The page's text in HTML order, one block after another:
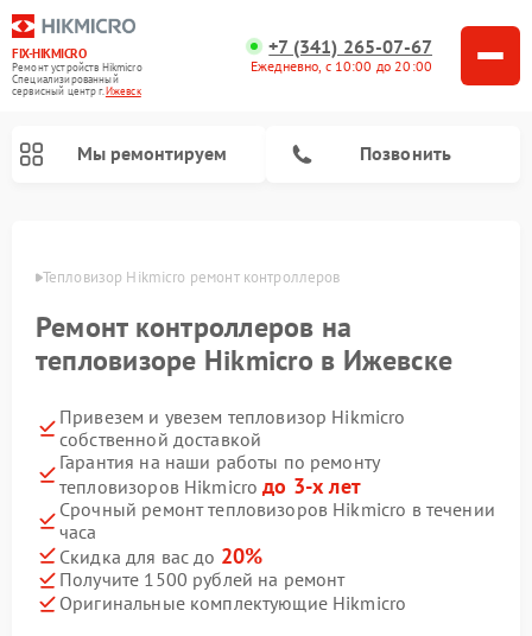
FIX-HIKMICRO
Ремонт устройств Hikmicro
Специализированный
cервисный центр г.Ижевск
+7 (341) 265-07-67
Ежедневно, с 10:00 до 20:00
Мы ремонтируем Позвонить
Тепловизор Hikmicro ремонт контроллеров
Ремонт контроллеров на
тепловизоре Hikmicro в Ижевске
Привезем и увезем тепловизор Hikmicro
собственной доставкой
Гарантия на наши работы по ремонту
тепловизоров Hikmicroдо 3-х лет
Срочный ремонт тепловизоров Hikmicro в течении
часа
Скидка для вас до 20%
Получите 1500 рублей на ремонт
Оригинальные комплектующие Hikmicro